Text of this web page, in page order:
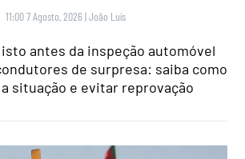
11:00 7 Agosto, 2026 |João Luís
antes da inspeção automóvel
de surpresa: saiba como
situação e evitar reprovação